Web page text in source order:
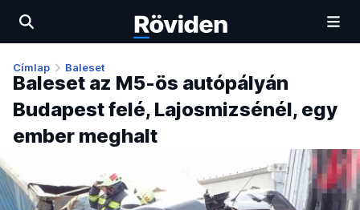
Címlap Baleset
Baleset az M5-ös autópályán
Budapest felé, Lajosmizsénél, egy
ember meghalt